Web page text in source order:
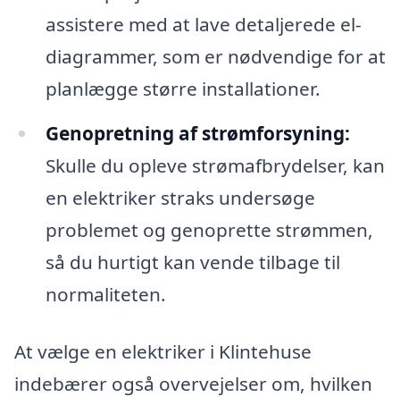
assistere med at lave detaljerede el-
diagrammer, som er nødvendige for at
planlægge større installationer.
Genopretning af strømforsyning:
Skulle du opleve strømafbrydelser, kan
en elektriker straks undersøge
problemet og genoprette strømmen,
så du hurtigt kan vende tilbage til
normaliteten.
At vælge en elektriker i Klintehuse
indebærer også overvejelser om, hvilken